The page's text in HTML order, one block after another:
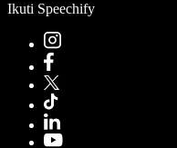
Ikuti Speechify